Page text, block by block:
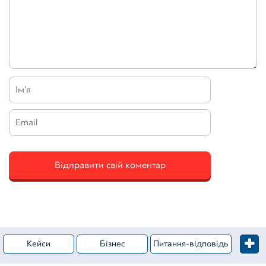
Кейси Бізнес Питання-відповідь